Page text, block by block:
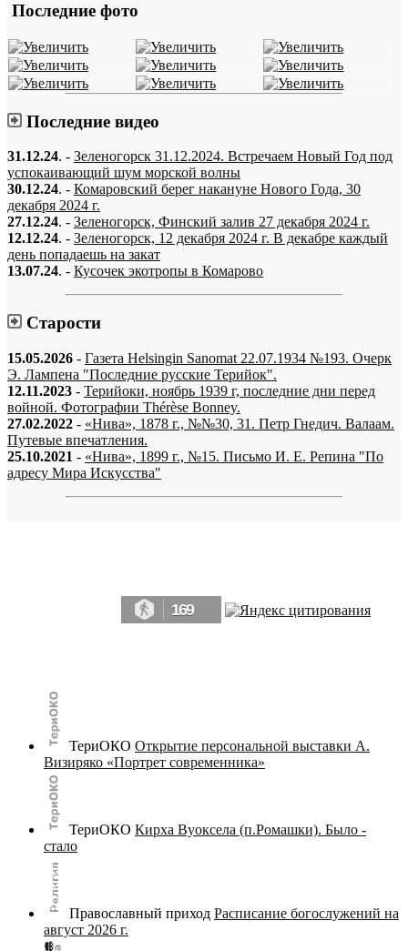
Последние фото
Последние видео
31.12.24. - Зеленогорск 31.12.2024. Встречаем Новый Год под
успокаивающий шум морской волны
30.12.24. - Комаровский берег накануне Нового Года, 30
декабря 2024 г.
27.12.24. - Зеленогорск, Финский залив 27 декабря 2024 г.
12.12.24. - Зеленогорск, 12 декабря 2024 г. В декабре каждый
день попадаешь на закат
13.07.24. - Кусочек экотропы в Комарово
Старости
15.05.2026 - Газета Helsingin Sanomat 22.07.1934 №193. Очерк
Э. Лампена "Последние русские Терийок".
12.11.2023 - Терийоки, ноябрь 1939 г, последние дни перед
войной. Фотографии Thérèse Bonney.
27.02.2022 - «Нива», 1878 г., №№30, 31. Петр Гнедич. Валаам.
Путевые впечатления.
25.10.2021 - «Нива», 1899 г., №15. Письмо И. Е. Репина "По
адресу Мира Искусства"
169
ТериОКО Открытие персональной выставки А.
Визиряко «Портрет современника»
ТериОКО Кирха Вуоксела (п.Ромашки). Было -
стало
Православный приход Расписание богослужений на
август 2026 г.